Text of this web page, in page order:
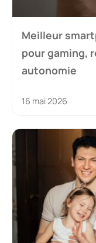
Meilleur
pour gaming,
autonomie
16 mai 2026